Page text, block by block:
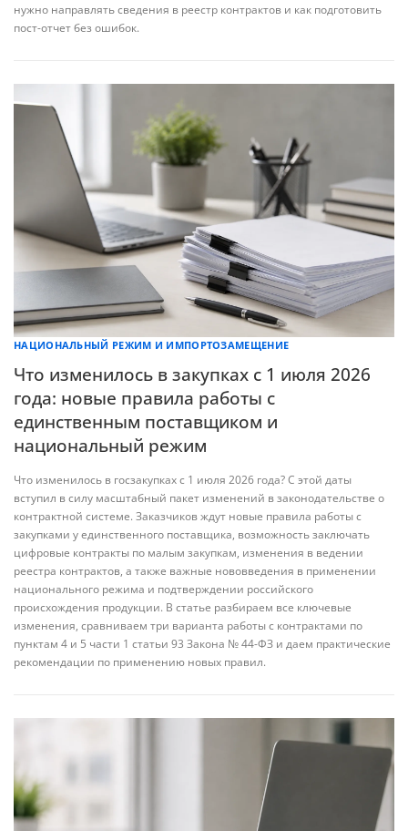
нужно направлять сведения в реестр контрактов и как подготовить
пост-отчет без ошибок.
НАЦИОНАЛЬНЫЙ РЕЖИМ И ИМПОРТОЗАМЕЩЕНИЕ
Что изменилось в закупках с 1 июля 2026
года: новые правила работы с
единственным поставщиком и
национальный режим
Что изменилось в госзакупках с 1 июля 2026 года? С этой даты
вступил в силу масштабный пакет изменений в законодательстве о
контрактной системе. Заказчиков ждут новые правила работы с
закупками у единственного поставщика, возможность заключать
цифровые контракты по малым закупкам, изменения в ведении
реестра контрактов, а также важные нововведения в применении
национального режима и подтверждении российского
происхождения продукции. В статье разбираем все ключевые
изменения, сравниваем три варианта работы с контрактами по
пунктам 4 и 5 части 1 статьи 93 Закона № 44-ФЗ и даем практические
рекомендации по применению новых правил.